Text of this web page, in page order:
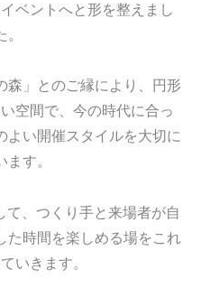
ベントへと形を整えまし
。
森」とのご縁により、円形
空間で、今の時代に合っ
よい開催スタイルを大切に
ます。
、つくり手と来場者が自
た時間を楽しめる場をこれ
いきます。